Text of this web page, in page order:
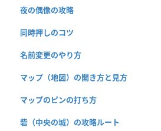
夜の偶像の攻略
同時押しのコツ
名前変更のやり方
マップ（地図）の開き方と見方
マップのピンの打ち方
砦（中央の城）の攻略ルート